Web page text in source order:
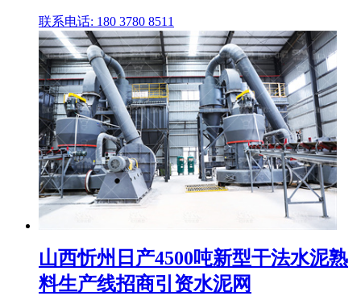
联系电话: 180 3780 8511
山西忻州日产4500吨新型干法水泥熟
料生产线招商引资水泥网